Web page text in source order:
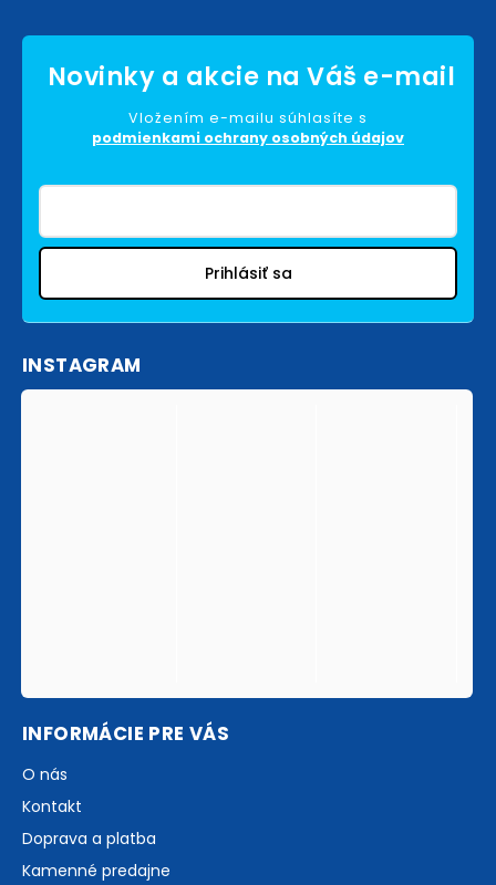
Vložením e-mailu súhlasíte s
podmienkami ochrany osobných údajov
Prihlásiť sa
INSTAGRAM
INFORMÁCIE PRE VÁS
O nás
Kontakt
Doprava a platba
Kamenné predajne